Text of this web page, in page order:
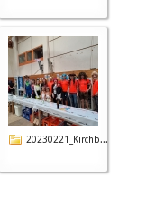
20230221_Kirchb...